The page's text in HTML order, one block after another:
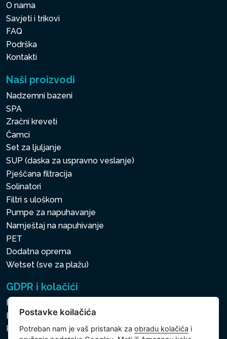
O nama
Savjeti i trikovi
FAQ
Podrška
Kontakti
Naši proizvodi
Nadzemni bazeni
SPA
Zračni kreveti
Čamci
Set za ljuljanje
SUP (daska za uspravno veslanje)
Pješčana filtracija
Solinatori
Filtri s uloškom
Pumpe za napuhavanje
Namještaj na napuhivanje
PET
Dodatna oprema
Wetset (sve za plažu)
GDPR i kolačići
Pravila zaštite osobnih i drugih obrađivanih podataka
Politika kolačića
Postavke koilačića
Postavke koilačića
Potreban nam je vaš pristanak zaobradu kolačića i